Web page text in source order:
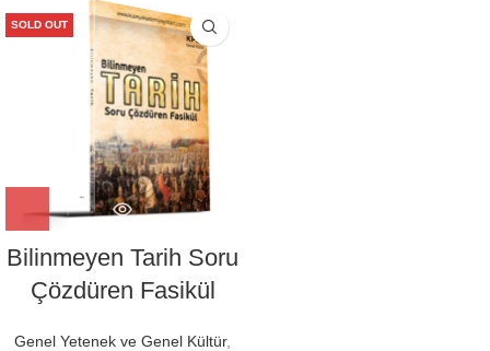
SOLD OUT
Bilinmeyen Tarih Soru
Çözdüren Fasikül
Genel Yetenek ve Genel Kültür,